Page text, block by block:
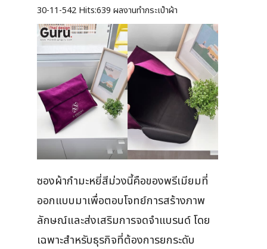
30-11-542 Hits:639 ผลงานทำกระเป๋าผ้า
ซองผ้ากำมะหยี่สีม่วงนี้คือของพรีเมียมที่
ออกแบบมาเพื่อตอบโจทย์การสร้างภาพ
ลักษณ์และส่งเสริมการจดจำแบรนด์ โดย
เฉพาะสำหรับธุรกิจที่ต้องการยกระดับ